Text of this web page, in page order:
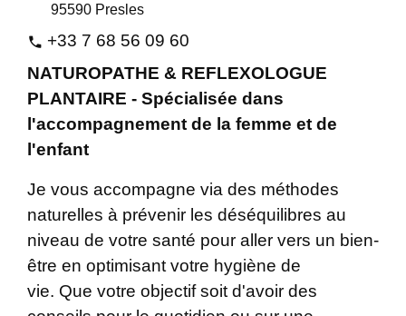
95590 Presles
phone +33 7 68 56 09 60
NATUROPATHE & REFLEXOLOGUE
PLANTAIRE - Spécialisée dans
l'accompagnement de la femme et de
l'enfant
Je vous accompagne via des méthodes
naturelles à prévenir les déséquilibres au
niveau de votre santé pour aller vers un bien-
être en optimisant votre hygiène de
vie. Que votre objectif soit d'avoir des